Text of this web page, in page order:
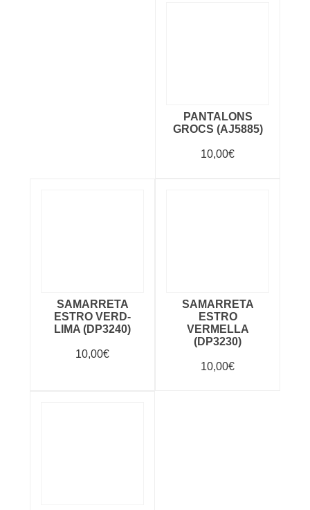
PANTALONS
GROCS (AJ5885)
10,00€
SAMARRETA
ESTRO VERD-
LIMA (DP3240)
10,00€
SAMARRETA
ESTRO
VERMELLA
(DP3230)
10,00€